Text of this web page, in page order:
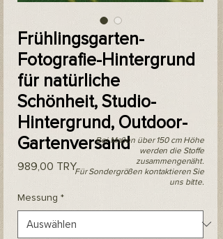
Frühlingsgarten-
Fotografie-Hintergrund
für natürliche
Schönheit, Studio-
Hintergrund, Outdoor-
Gartenversand
989,00 TRYPreis
Messung *
Bei Maßen über 150 cm Höhe
werden die Stoffe
zusammengenäht.
Für Sondergrößen kontaktieren Sie
uns bitte.